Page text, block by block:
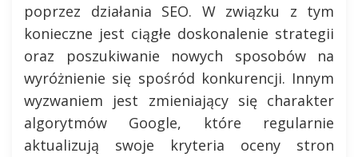
poprzez działania SEO. W związku z tym
konieczne jest ciągłe doskonalenie strategii
oraz poszukiwanie nowych sposobów na
wyróżnienie się spośród konkurencji. Innym
wyzwaniem jest zmieniający się charakter
algorytmów Google, które regularnie
aktualizują swoje kryteria oceny stron